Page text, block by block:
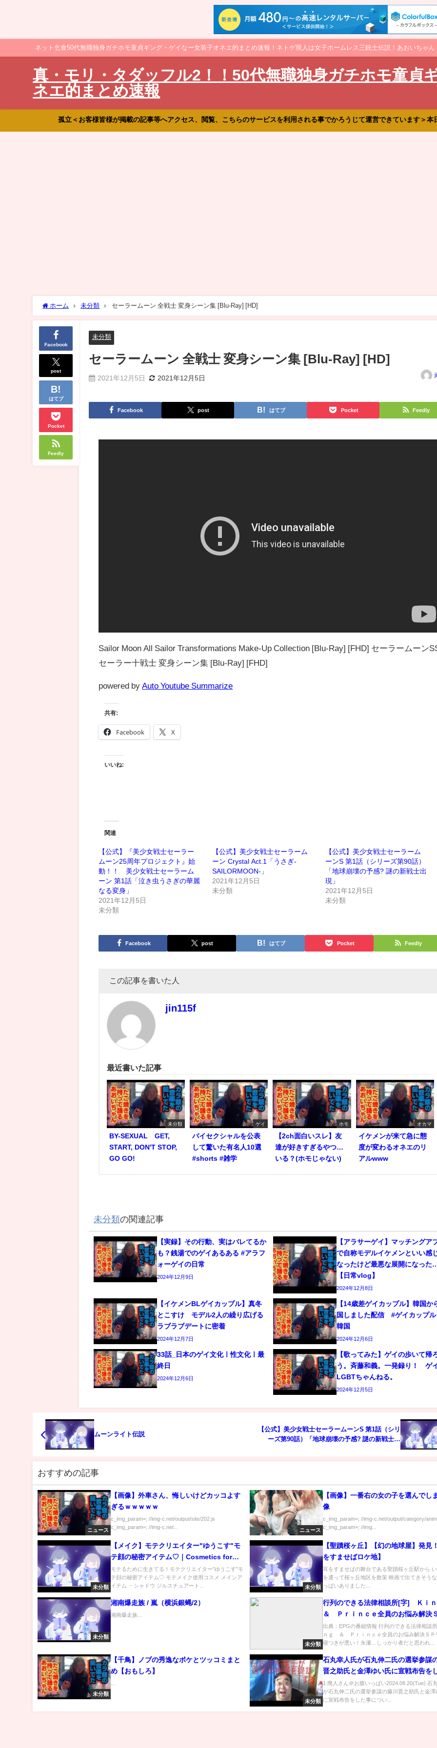
ネット乞食50代無職独身ガチホモ童貞ギング・ゲイなー女装子オネエ的まとめ速報！ネトゲ廃人は女子ホームレス三銃士伝説！あおいちゃ
真・モリ・タダッフル2！！50代無職独身ガチホモ童貞
ネエ的まとめ速報
孤立＜お客様皆様が掲載の記事等へアクセス、閲覧、こちらのサービスを利用される事でかろうじて運営できています＞
ホーム 未分類 セーラームーン 全戦士 変身シーン集 [Blu-Ray] [HD]
Facebook
post
はてブ
Pocket
Feedly
未分類
セーラームーン 全戦士 変身シーン集 [Blu-Ray] [HD]
2021年12月5日 2021年12月5日
Facebook post はてブ Pocket Feedly
Sailor Moon All Sailor Transformations Make-Up Collection [Blu-Ray] [FHD] セーラームーン
セーラー十戦士 変身シーン集 [Blu-Ray] [FHD]
powered by Auto Youtube Summarize
共有:
Facebook X
いいね:
関連
【公式】『美少女戦士セーラー
ムーン25周年プロジェクト』始
動！！ 美少女戦士セーラーム
ーン 第1話「泣き虫うさぎの華麗
なる変身」
2021年12月5日
未分類
【公式】美少女戦士セーラーム
ーン Crystal Act.1「うさぎ-
SAILORMOON-」
2021年12月5日
未分類
【公式】美少女戦士セーラーム
ーンS 第1話（シリーズ第90話）
「地球崩壊の予感? 謎の新戦士出
現」
2021年12月5日
未分類
Facebook post はてブ Pocket Feedly
この記事を書いた人
jin115f
最近書いた記事
未分類
BY-SEXUAL GET,
START, DON'T STOP,
GO GO!
ゲイ
バイセクシャルを公表
して驚いた有名人10選
#shorts #雑学
ホモ
【2ch面白いスレ】友
達が好きすぎるやつ…
いる？(ホモじゃない)
オカマ
イケメンが来て急に態
度が変わるオネエのリ
アルwww
未分類の関連記事
【実録】その行動、実はバレてるか
も？銭湯でのゲイあるある #アラフ
ォーゲイの日常
2024年12月9日
【アラサーゲイ】マッチングア
で自称モデルイケメンといい感
なったけど最悪な展開になった
【日常vlog】
2024年12月8日
【イケメンBLゲイカップル】真冬
とこすけ モデル2人の繰り広げる
ラブラブデートに密着
2024年12月7日
【14歳差ゲイカップル】韓国か
国しました配信 #ゲイカップル
韓国
2024年12月6日
33話_日本のゲイ文化ㅣ性文化ㅣ最
終日
2024年12月6日
【歌ってみた】ゲイの歩いて帰
う。斉藤和義。一発録り！
LGBTちゃんねる。
2024年12月5日
ムーンライト伝説
【公式】美少女戦士セーラームーンS 第1話（シリ
ーズ第90話）「地球崩壊の予感? 謎の新戦士出
おすすめの記事
ニュース
【画像】外車さん、悔しいけどカッコよす
ぎるｗｗｗｗｗ
c_img_param=; //img-c.net/output/site/202.js
c_img_param=; //img-c.net...
ニュース
【画像】一番右の女の子を選んでし
像
c_img_param=; //img-c.net/output/category/
c_img_param=; //img...
未分類
【メイク】モテクリエイター"ゆうこす"モ
テ顔の秘密アイテム♡｜Cosmetics for
MOTE face♡
モテるために生きてる！モテクリエイター"ゆうこす"モ
テ顔の秘密アイテム♡ モテメイク使用コスメ メインア
イテム ・シャドウ ジルスチュアート...
未分類
【聖蹟桜ヶ丘】【幻の地球屋】発見
をすませばロケ地】
耳をすませばの舞台である聖蹟桜ヶ丘駅から
を通って桜ヶ丘地区を散策 映画で出てきそう
っぱいありました...
未分類
湘南爆走族 / 嵐（横浜銀蝿/2）
湘南爆走族...
未分類
行列のできる法律相談所[字] Ｋｉ
＆ Ｐｒｉｎｃｅ全員のお悩み解決
の番組内容解析まとめ
出典：EPGの番組情報 行列のできる法律相談
ｎｇ ＆ Ｐｒｉｎｃｅ全員のお悩み解決Ｓ
寝つきが悪い！永瀬…しっかり者だと思われ...
未分類
【千鳥】ノブの秀逸なボケとツッコミまと
め【おもしろ】
未分類
石丸幸人氏が石丸伸二氏の選挙参謀
晋之助氏と金澤ゆい氏に宣戦布告を
について立花孝志氏が動画を出され
ことについて
1:廃人さん＠お腹いっぱい2024.08.20(Tue) 石
が石丸伸二氏の選挙参謀の藤川晋之助氏と金澤
に宣戦布告をした事につい...